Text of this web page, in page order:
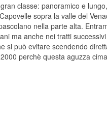
classe: panoramico e
sopra la valle del
nella parte alta.
ma anche nei tratti
si può evitare scendendo
perchè questa aguzza